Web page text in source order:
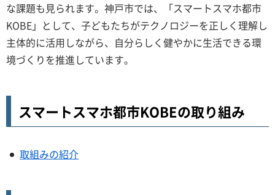
な課題も見られます。神戸市では、「スマートスマホ都市
KOBE」として、子どもたちがテクノロジーを正しく理解し
主体的に活用しながら、自分らしく健やかに生活できる環
境づくりを推進しています。
スマートスマホ都市KOBEの取り組み
取組みの紹介